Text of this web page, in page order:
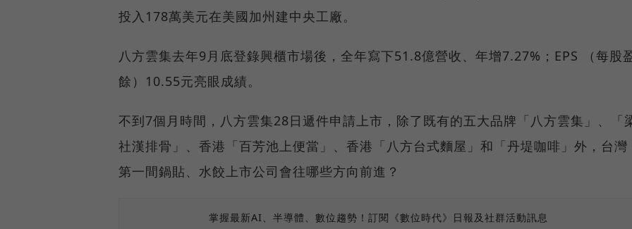
投入178萬美元在美國加州建中央工廠。
八方雲集去年9月底登錄興櫃市場後，全年寫下51.8億營收、年增7.27%；EPS （每股
餘）10.55元亮眼成績。
不到7個月時間，八方雲集28日遞件申請上市，除了既有的五大品牌「八方雲集」、「
社漢排骨」、香港「百芳池上便當」、香港「八方台式麵屋」和「丹堤咖啡」外，台灣
第一間鍋貼、水餃上市公司會往哪些方向前進？
掌握最新AI、半導體、數位趨勢！訂閱《數位時代》日報及社群活動訊息